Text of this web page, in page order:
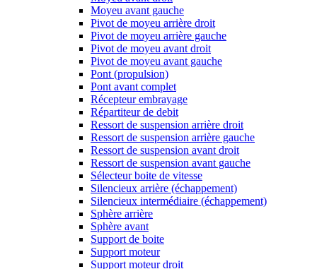
Moyeu avant gauche
Pivot de moyeu arrière droit
Pivot de moyeu arrière gauche
Pivot de moyeu avant droit
Pivot de moyeu avant gauche
Pont (propulsion)
Pont avant complet
Récepteur embrayage
Répartiteur de debit
Ressort de suspension arrière droit
Ressort de suspension arrière gauche
Ressort de suspension avant droit
Ressort de suspension avant gauche
Sélecteur boite de vitesse
Silencieux arrière (échappement)
Silencieux intermédiaire (échappement)
Sphère arrière
Sphère avant
Support de boite
Support moteur
Support moteur droit